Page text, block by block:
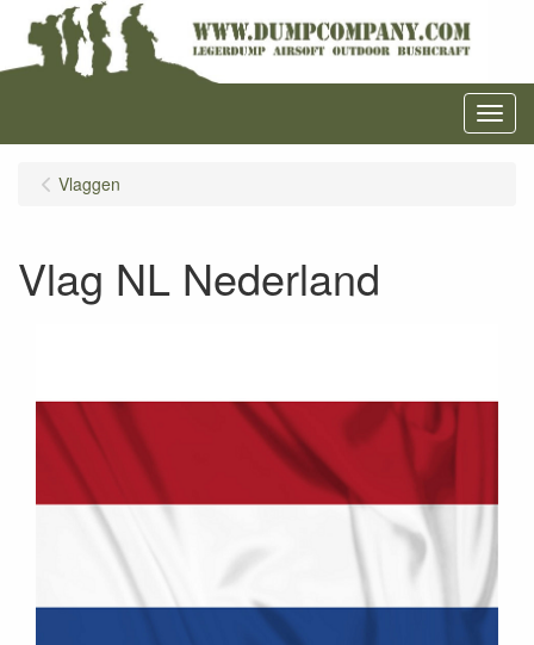
Menu
Vlaggen
Vlag NL Nederland